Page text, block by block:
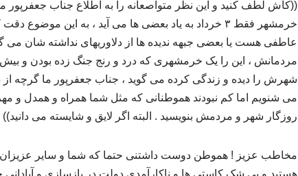
((کاش لطف کنید و این نظر متواصعانه را به اطلاع جناب جعفرپور
خرمشهر فقط ۳ خرداد به یاد بعضی ها می آید ، به این
عاطفی هست یا بعضی جبهه ندیده ها از دلاوریهای نداشته شان
شهرش را دیده و زندگی کرده می گوید ، جناب جعفرپور ما گرچه
می شنویم اما کم نبودند هموطنانی که مثل شما همراه و همدل و
روزگار شهر و مردمش بنویسید . البته اگر لایق و شایسته می دانید))
مخاطب عزیز ! هموطن دوست داشتنی حتما که شما و سایر عزیزان